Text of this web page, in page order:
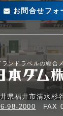
お問合せフォ
ランドラベルの総合
県福井市清水
98-2000 FAX